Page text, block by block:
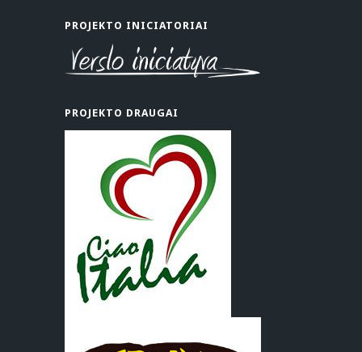
PROJEKTO INICIATORIAI
PROJEKTO DRAUGAI